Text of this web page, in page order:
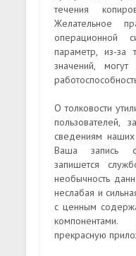
течения
Желательное
операционной
параметр, из-за
значений,
О толковости
пользователей,
сведениям
Ваша запись
запишется
необычность
неслабая и
с ценным
прекрасную